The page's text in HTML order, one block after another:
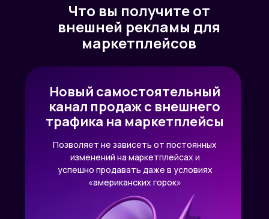
Что вы получите от
внешней рекламы для
маркетплейсов
Новый самостоятельный
канал продаж с внешнего
трафика на маркетплейсы
Позволяет не зависеть от постоянных
изменений на маркетплейсах и
успешно продавать даже в условиях
«американских горок»